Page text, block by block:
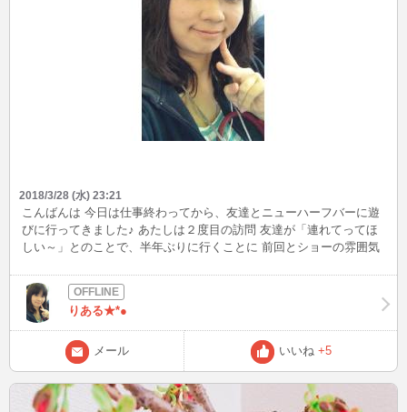
2018/3/28 (水) 23:21
こんばんは 今日は仕事終わってから、友達とニューハーフバーに遊
びに行ってきました♪ あたしは２度目の訪問 友達が「連れてってほ
しい～」とのことで、半年ぶりに行くことに 前回とショーの雰囲気
やはりオカマさんは偉大である(*´ω｀)
りある★*●
メール いいね +5